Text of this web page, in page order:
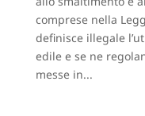
comprese nella
definisce illegale
edile e se ne
messe in...